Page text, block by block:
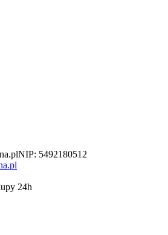
NIP: 5492180512
24h